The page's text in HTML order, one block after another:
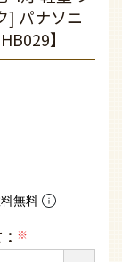
] パナソニ
】
無料
(必